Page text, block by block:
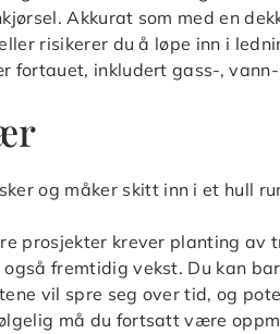
Akkurat som med en
risikerer du å løpe inn i
fortauet, inkludert gass-,
prosjekter krever planting av
også fremtidig vekst. Du kan
vil spre seg over tid, og
må du fortsatt være